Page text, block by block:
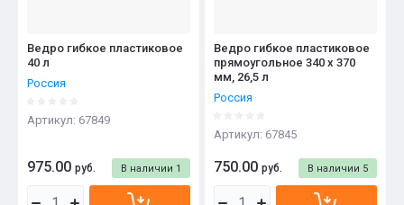
Ведро гибкое пластиковое
40 л
Россия
Артикул: 67849
В наличии 1
975.00 руб.
Ведро гибкое пластиковое
прямоугольное 340 х 370
мм, 26,5 л
Россия
Артикул: 67845
В наличии 5
750.00 руб.